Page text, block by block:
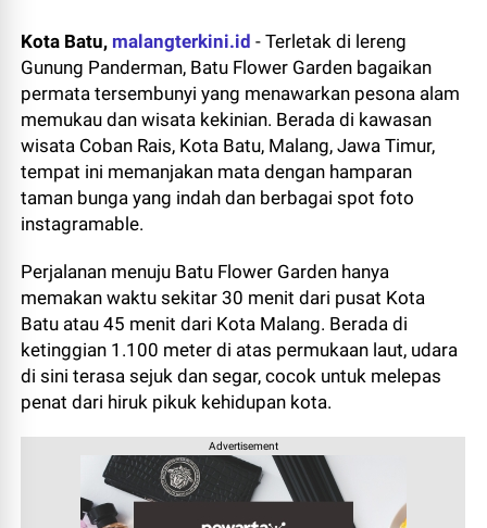
Kota Batu, malangterkini.id -Terletak di lereng
Gunung Panderman, Batu Flower Garden bagaikan
permata tersembunyi yang menawarkan pesona alam
memukau dan wisata kekinian. Berada di kawasan
wisata Coban Rais, Kota Batu, Malang, Jawa Timur,
tempat ini memanjakan mata dengan hamparan
taman bunga yang indah dan berbagai spot foto
instagramable.
Perjalanan menuju Batu Flower Garden hanya
memakan waktu sekitar 30 menit dari pusat Kota
Batu atau 45 menit dari Kota Malang. Berada di
ketinggian 1.100 meter di atas permukaan laut, udara
di sini terasa sejuk dan segar, cocok untuk melepas
penat dari hiruk pikuk kehidupan kota.
Advertisement